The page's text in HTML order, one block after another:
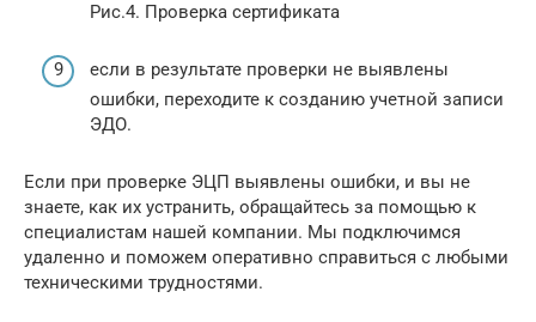
Рис.4. Проверка сертификата
если в результате проверки не выявлены
ошибки, переходите к созданию учетной записи
ЭДО.
Если при проверке ЭЦП выявлены ошибки, и вы не
знаете, как их устранить, обращайтесь за помощью к
специалистам нашей компании. Мы подключимся
удаленно и поможем оперативно справиться с любыми
техническими трудностями.